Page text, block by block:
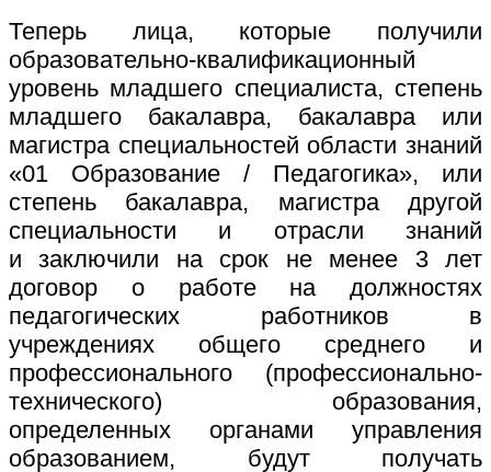
Теперь лица, которые получили
образовательно-квалификационный
уровень младшего специалиста, степень
младшего бакалавра, бакалавра или
магистра специальностей области знаний
«01 Образование / Педагогика», или
степень бакалавра, магистра другой
специальности и отрасли знаний
и заключили на срок не менее 3 лет
договор о работе на должностях
педагогических работников в
учреждениях общего среднего и
профессионального (профессионально-
технического) образования,
определенных органами управления
образованием, будут получать